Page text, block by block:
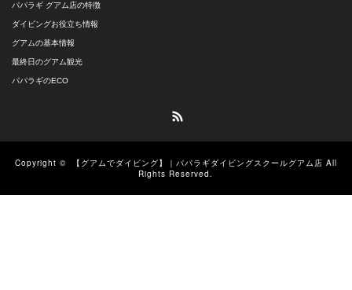
パパラギ グアム店の特徴
ダイビングお役立ち情報
グアムの基本情報
最終日のグアム観光
パパラギのECO
Copyright © 【グアムでダイビング】｜パパラギダイビングスクールグアム店 All
Rights Reserved.